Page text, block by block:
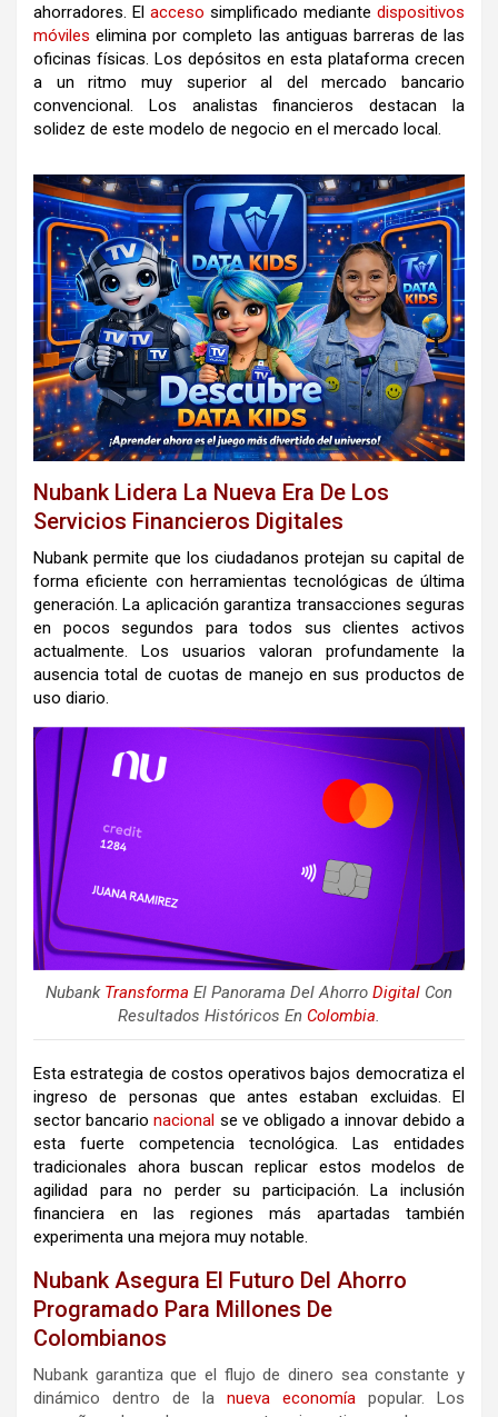
ahorradores. El acceso simplificado mediante dispositivos
móviles elimina por completo las antiguas barreras de las
oficinas físicas. Los depósitos en esta plataforma crecen
a un ritmo muy superior al del mercado bancario
convencional. Los analistas financieros destacan la
solidez de este modelo de negocio en el mercado local.
Nubank Lidera La Nueva Era De Los
Servicios Financieros Digitales
Nubank permite que los ciudadanos protejan su capital de
forma eficiente con herramientas tecnológicas de última
generación. La aplicación garantiza transacciones seguras
en pocos segundos para todos sus clientes activos
actualmente. Los usuarios valoran profundamente la
ausencia total de cuotas de manejo en sus productos de
uso diario.
Nubank Transforma El Panorama Del Ahorro Digital Con
Resultados Históricos En Colombia.
Esta estrategia de costos operativos bajos democratiza el
ingreso de personas que antes estaban excluidas. El
sector bancarionacional se ve obligado a innovar debido a
esta fuerte competencia tecnológica. Las entidades
tradicionales ahora buscan replicar estos modelos de
agilidad para no perder su participación. La inclusión
financiera en las regiones más apartadas también
experimenta una mejora muy notable.
Nubank Asegura El Futuro Del Ahorro
Programado Para Millones De
Colombianos
Nubank garantiza que el flujo de dinero sea constante y
dinámico dentro de la nueva economía popular. Los